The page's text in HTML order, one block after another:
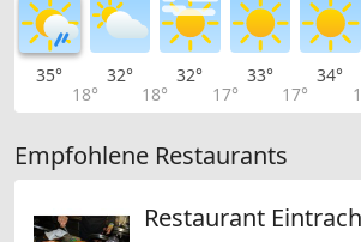
35°
18°
32°
18°
32°
17°
33°
17°
34°
Empfohlene Restaurants
Restaurant